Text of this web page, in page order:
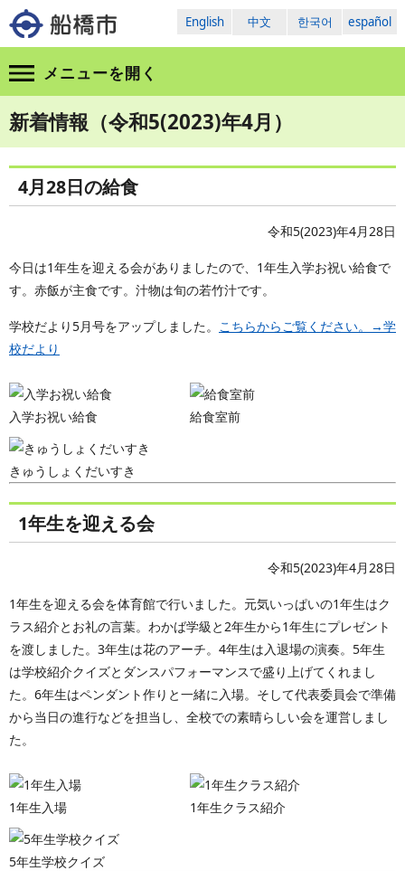
English 中文 한국어 español
メニューを開く
新着情報（令和5(2023)年4月）
4月28日の給食
令和5(2023)年4月28日
今日は1年生を迎える会がありましたので、1年生入学お祝い給食で
す。赤飯が主食です。汁物は旬の若竹汁です。
学校だより5月号をアップしました。 こちらからご覧ください。→学
校だより
入学お祝い給食 給食室前
きゅうしょくだいすき
1年生を迎える会
令和5(2023)年4月28日
1年生を迎える会を体育館で行いました。元気いっぱいの1年生はク
ラス紹介とお礼の言葉。わかば学級と2年生から1年生にプレゼント
を渡しました。3年生は花のアーチ。4年生は入退場の演奏。5年生
は学校紹介クイズとダンスパフォーマンスで盛り上げてくれまし
た。6年生はペンダント作りと一緒に入場。そして代表委員会で準備
から当日の進行などを担当し、全校での素晴らしい会を運営しまし
た。
1年生入場 1年生クラス紹介
5年生学校クイズ